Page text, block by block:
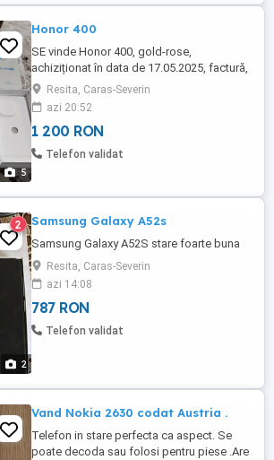
5
Honor 400
SE vinde Honor 400, gold-rose,
achiziționat în data de 17.05.2025, factură,
garanție, huse si folii de ecran privaci.
Ținut doar in husa, impecabil. Si-a facut
actualizare la Android 16
Resita, Caras-Severin
azi 20:52
1 200 RON
Telefon validat
2
2 Samsung Galaxy A52s
Samsung Galaxy A52S stare foarte buna
Resita, Caras-Severin
azi 14:08
787 RON
Telefon validat
Vand Nokia 2630 codat Austria .
Telefon in stare perfecta ca aspect. Se
poate decoda sau folosi pentru piese .Are